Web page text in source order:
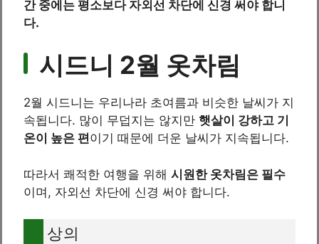
간 중에는 평소보다 자외선 차단에 신경 써야 합니
다.
시드니 2월 옷차림
2월 시드니는 우리나라 초여름과 비슷한 날씨가 지
속됩니다. 많이 무덥지는 않지만 햇살이 강하고 기
온이 높은 편이기 때문에 더운 날씨가 지속됩니다.
따라서 쾌적한 여행을 위해 시원한 옷차림은 필수
이며, 자외선 차단에 신경 써야 합니다.
상의